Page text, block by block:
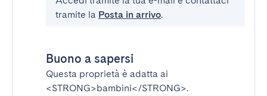
tramite la Posta in arrivo.
Buono a sapersi
Questa proprietà è adatta ai
<STRONG>bambini</STRONG>.